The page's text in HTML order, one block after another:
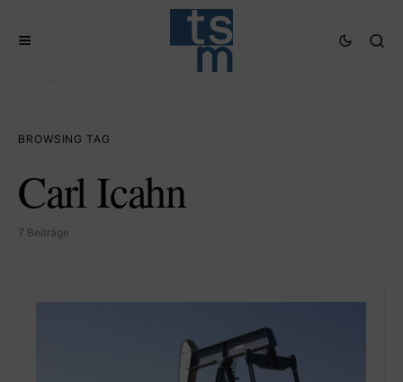
BROWSING TAG
Carl Icahn
7 Beiträge